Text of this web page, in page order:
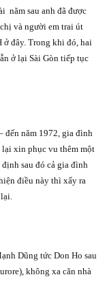
năm sau anh đã được
và người em trai út
ở đây. Trong khi đó, hai
ở lại Sài Gòn tiếp tục
đến năm 1972, gia đình
lại xin phục vu thêm một
sau đó cả gia đình
điều này thì xẩy ra
Dũng tức Don Ho sau
không xa căn nhà